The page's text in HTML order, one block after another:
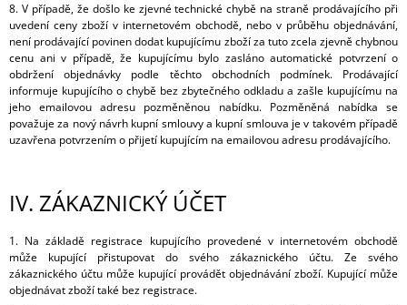
8. V případě, že došlo ke zjevné technické chybě na straně prodávajícího při
uvedení ceny zboží v internetovém obchodě, nebo v průběhu objednávání,
není prodávající povinen dodat kupujícímu zboží za tuto zcela zjevně chybnou
cenu ani v případě, že kupujícímu bylo zasláno automatické potvrzení o
obdržení objednávky podle těchto obchodních podmínek. Prodávající
informuje kupujícího o chybě bez zbytečného odkladu a zašle kupujícímu na
jeho emailovou adresu pozměněnou nabídku. Pozměněná nabídka se
považuje za nový návrh kupní smlouvy a kupní smlouva je v takovém případě
uzavřena potvrzením o přijetí kupujícím na emailovou adresu prodávajícího.
IV. ZÁKAZNICKÝ ÚČET
1. Na základě registrace kupujícího provedené v internetovém obchodě
může kupující přistupovat do svého zákaznického účtu. Ze svého
zákaznického účtu může kupující provádět objednávání zboží. Kupující může
objednávat zboží také bez registrace.